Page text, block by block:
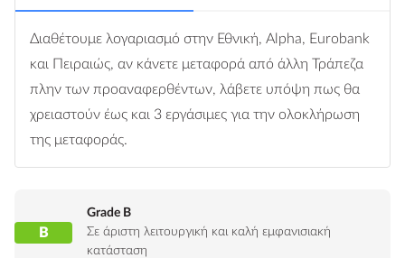
Διαθέτουμε λογαριασμό στην Εθνική, Alpha, Eurobank
και Πειραιώς, αν κάνετε μεταφορά από άλλη Τράπεζα
πλην των προαναφερθέντων, λάβετε υπόψη πως θα
χρειαστούν έως και 3 εργάσιμες για την ολοκλήρωση
της μεταφοράς.
B
Grade B
Σε άριστη λειτουργική και καλή εμφανισιακή
κατάσταση